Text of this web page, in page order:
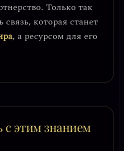
Только так
которая станет
, а ресурсом для его
с этим знанием